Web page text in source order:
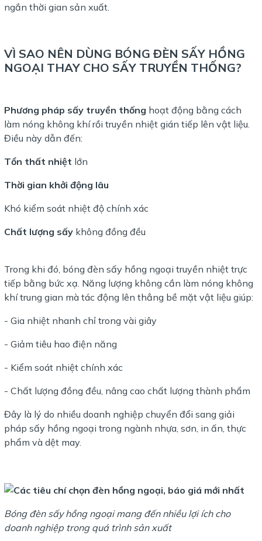
ngắn thời gian sản xuất.
VÌ SAO NÊN DÙNG BÓNG ĐÈN SẤY HỒNG
NGOẠI THAY CHO SẤY TRUYỀN THỐNG?
Phương pháp sấy truyền thống hoạt động bằng cách
làm nóng không khí rồi truyền nhiệt gián tiếp lên vật liệu.
Điều này dẫn đến:
Tổn thất nhiệt lớn
Thời gian khởi động lâu
Khó kiểm soát nhiệt độ chính xác
Chất lượng sấy không đồng đều
Trong khi đó, bóng đèn sấy hồng ngoại truyền nhiệt trực
tiếp bằng bức xạ. Năng lượng không cần làm nóng không
khí trung gian mà tác động lên thẳng bề mặt vật liệu giúp:
- Gia nhiệt nhanh chỉ trong vài giây
- Giảm tiêu hao điện năng
- Kiểm soát nhiệt chính xác
- Chất lượng đồng đều, nâng cao chất lượng thành phẩm
Đây là lý do nhiều doanh nghiệp chuyển đổi sang giải
pháp sấy hồng ngoại trong ngành nhựa, sơn, in ấn, thực
phẩm và dệt may.
Bóng đèn sấy hồng ngoại mang đến nhiều lợi ích cho
doanh nghiệp trong quá trình sản xuất